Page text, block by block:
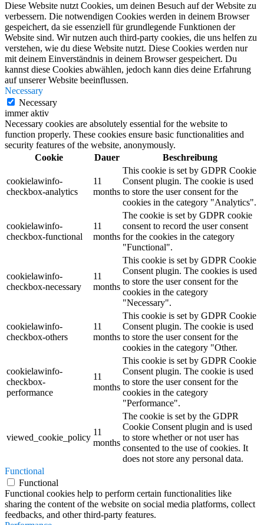
Diese Website nutzt Cookies, um deinen Besuch auf der Website zu
verbessern. Die notwendigen Cookies werden in deinem Browser
gespeichert, da sie essenziell für grundlegende Funktionen der
Website sind. Wir nutzen auch third-party cookies, die uns helfen zu
verstehen, wie du diese Website nutzt. Diese Cookies werden nur
mit deinem Einverständnis in deinem Browser gespeichert. Du
kannst diese Cookies abwählen, jedoch kann dies deine Erfahrung
auf unserer Website beeinflussen.
Necessary
Necessary
immer aktiv
Necessary cookies are absolutely essential for the website to
function properly. These cookies ensure basic functionalities and
security features of the website, anonymously.
Cookie
Dauer Beschreibung
cookielawinfo-
checkbox-analytics
11
months
This cookie is set by GDPR Cookie
Consent plugin. The cookie is used
to store the user consent for the
cookies in the category "Analytics".
cookielawinfo-
checkbox-functional
11
months
The cookie is set by GDPR cookie
consent to record the user consent
for the cookies in the category
"Functional".
cookielawinfo-
checkbox-necessary
11
months
This cookie is set by GDPR Cookie
Consent plugin. The cookies is used
to store the user consent for the
cookies in the category
"Necessary".
cookielawinfo-
checkbox-others
11
months
This cookie is set by GDPR Cookie
Consent plugin. The cookie is used
to store the user consent for the
cookies in the category "Other.
cookielawinfo-
checkbox-
performance
11
months
This cookie is set by GDPR Cookie
Consent plugin. The cookie is used
to store the user consent for the
cookies in the category
"Performance".
viewed_cookie_policy
11
months
The cookie is set by the GDPR
Cookie Consent plugin and is used
to store whether or not user has
consented to the use of cookies. It
does not store any personal data.
Functional
Functional
Functional cookies help to perform certain functionalities like
sharing the content of the website on social media platforms, collect
feedbacks, and other third-party features.